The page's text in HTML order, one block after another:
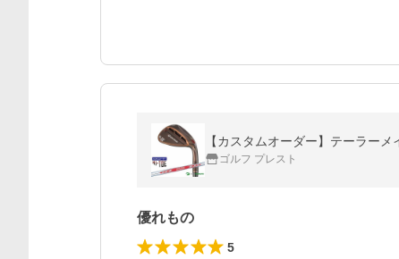
【カスタムオーダー】テーラー
ゴルフ プレスト
優れもの
5